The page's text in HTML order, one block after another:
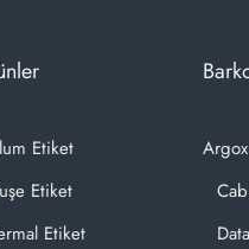
Etiket
Etiket
Etiket